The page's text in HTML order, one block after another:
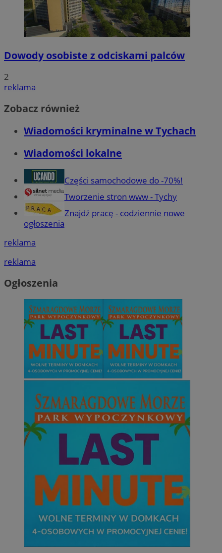
Dowody osobiste z odciskami palców
2
reklama
Zobacz również
Wiadomości kryminalne w Tychach
Wiadomości lokalne
Części samochodowe do -70%!
Tworzenie stron www - Tychy
Znajdź pracę - codziennie nowe
ogłoszenia
reklama
reklama
Ogłoszenia